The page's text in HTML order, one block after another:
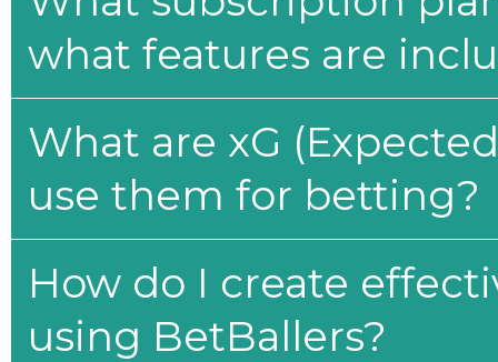
what features are
What are xG
use them for betting?
How do I create
using BetBallers?